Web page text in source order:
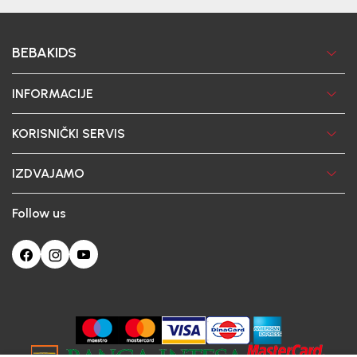
BEBAKIDS
INFORMACIJE
KORISNIČKI SERVIS
IZDVAJAMO
Follow us